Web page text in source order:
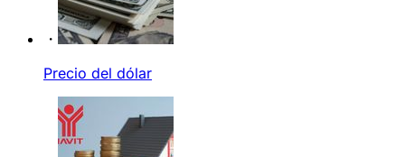
Precio del dólar